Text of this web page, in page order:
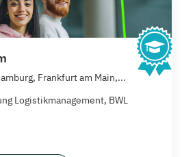
Frankfurt am Main,...
Logistikmanagement, BWL